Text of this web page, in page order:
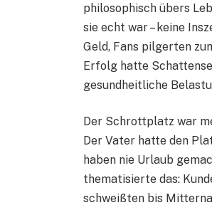
philosophisch übers
sie echt war – keine
Geld, Fans pilgerten
Erfolg hatte
gesundheitliche
Der Schrottplatz war
Der Vater hatte den
haben nie Urlaub
thematisierte das:
schweißten bis